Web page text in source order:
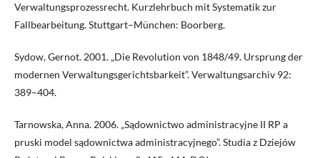
Verwaltungsprozessrecht. Kurzlehrbuch mit Systematik zur
Fallbearbeitung. Stuttgart–München: Boorberg.
Sydow, Gernot. 2001. „Die Revolution von 1848/49. Ursprung der
modernen Verwaltungsgerichtsbarkeit”. Verwaltungsarchiv 92:
389–404.
Tarnowska, Anna. 2006. „Sądownictwo administracyjne II RP a
pruski model sądownictwa administracyjnego”. Studia z Dziejów